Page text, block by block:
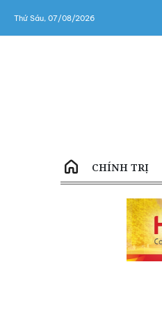
Thứ Sáu, 07/08/2026
CHÍNH TRỊ